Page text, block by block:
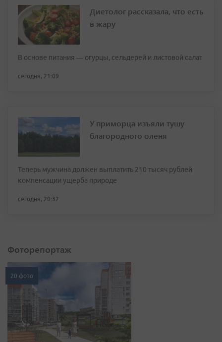
Диетолог рассказала, что есть
в жару
В основе питания — огурцы, сельдерей и листовой салат
сегодня, 21:09
У приморца изъяли тушу
благородного оленя
Теперь мужчина должен выплатить 210 тысяч рублей
компенсации ущерба природе
сегодня, 20:32
Фоторепортаж
20 фото